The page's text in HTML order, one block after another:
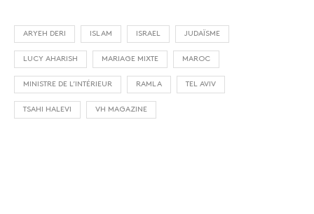
ARYEH DERI ISLAM ISRAEL JUDAÏSME
LUCY AHARISH MARIAGE MIXTE MAROC
MINISTRE DE L’INTÉRIEUR RAMLA TEL AVIV
TSAHI HALEVI VH MAGAZINE